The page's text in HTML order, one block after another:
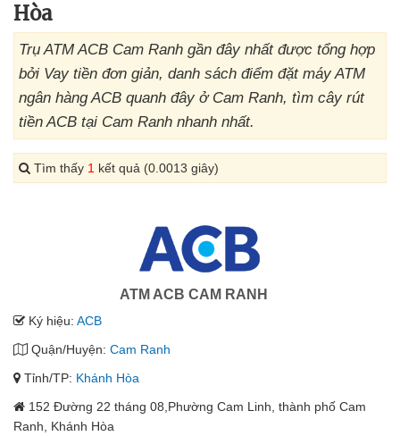
Hòa
Trụ ATM ACB Cam Ranh gần đây nhất được tổng hợp
bởi Vay tiền đơn giản, danh sách điểm đặt máy ATM
ngân hàng ACB quanh đây ở Cam Ranh, tìm cây rút
tiền ACB tại Cam Ranh nhanh nhất.
Tìm thấy 1 kết quả (0.0013 giây)
ATM ACB CAM RANH
Ký hiệu: ACB
Quận/Huyện: Cam Ranh
Tỉnh/TP: Khánh Hòa
152 Đường 22 tháng 08,Phường Cam Linh, thành phố Cam
Ranh, Khánh Hòa